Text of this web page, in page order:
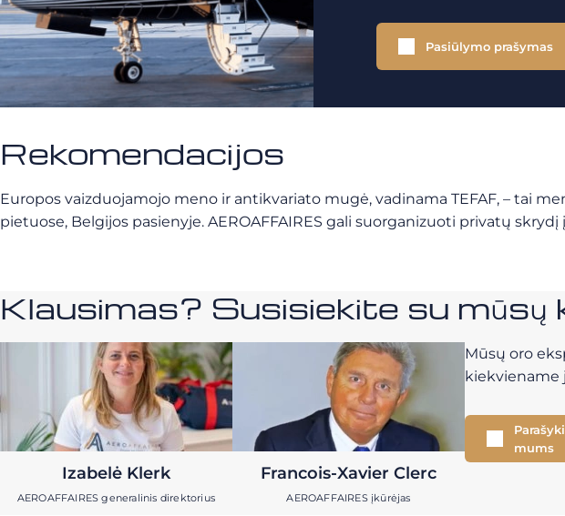
Pasiūlymo prašymas
Rekomendacijos
Europos vaizduojamojo meno ir antikvariato mugė, vadinama TEFAF, – tai
pietuose, Belgijos pasienyje. AEROAFFAIRES gali suorganizuoti privatų skrydį
Klausimas? Susisiekite su mūsų
Izabelė Klerk
AEROAFFAIRES generalinis direktorius
Francois-Xavier Clerc
AEROAFFAIRES įkūrėjas
Mūsų oro
kiekviename
mums